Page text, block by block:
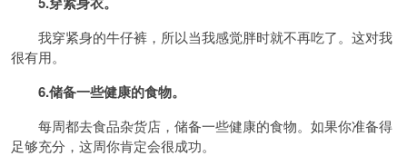
我穿紧身的牛仔裤，所以当我感觉胖时就不再吃了。这对我
很有用。
6.储备一些健康的食物。
每周都去食品杂货店，储备一些健康的食物。如果你准备得
足够充分，这周你肯定会很成功。